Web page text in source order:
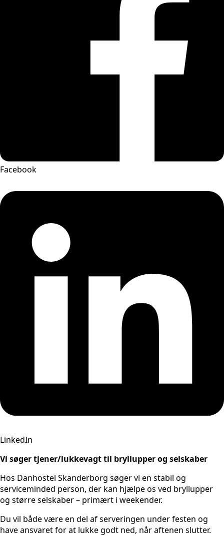
Facebook
LinkedIn
Vi søger tjener/lukkevagt til bryllupper og selskaber
Hos Danhostel Skanderborg søger vi en stabil og
serviceminded person, der kan hjælpe os ved bryllupper
og større selskaber – primært i weekender.
Du vil både være en del af serveringen under festen og
have ansvaret for at lukke godt ned, når aftenen slutter.